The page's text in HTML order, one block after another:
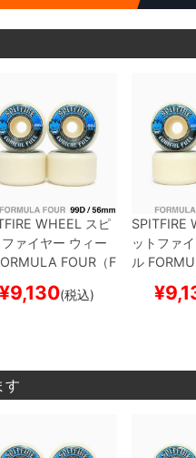
WHEEL
スピ
ファイヤー ウィー
FOUR（F
¥9,130(税込)
SPITFIRE
ットファ
ル
52mm
¥
す